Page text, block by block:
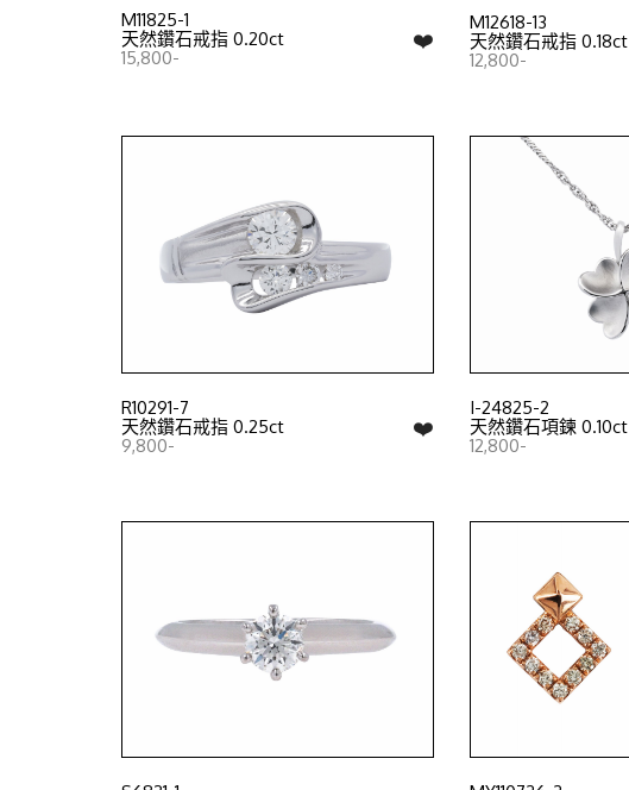
M11825-1
❤️
天然鑽石戒指 0.20ct
15,800-
M12618-13
天然鑽石戒指 0.18ct
12,800-
R10291-7
❤️
天然鑽石戒指 0.25ct
9,800-
I-24825-2
天然鑽石項鍊 0.10ct
12,800-